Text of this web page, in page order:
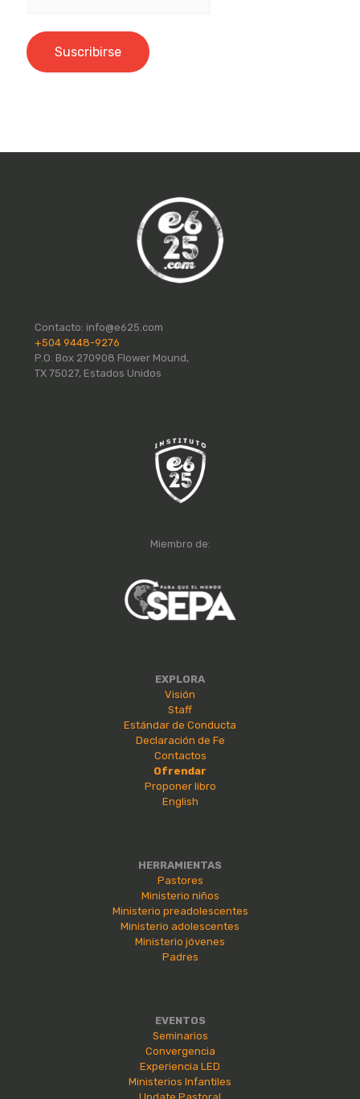
Contacto: info@e625.com
+504 9448-9276
P.O. Box 270908 Flower Mound,
TX 75027, Estados Unidos
Miembro de:
EXPLORA
Visión
Staff
Estándar de Conducta
Declaración de Fe
Contactos
Ofrendar
Proponer libro
English
HERRAMIENTAS
Pastores
Ministerio niños
Ministerio preadolescentes
Ministerio adolescentes
Ministerio jóvenes
Padres
EVENTOS
Seminarios
Convergencia
Experiencia LED
Ministerios Infantiles